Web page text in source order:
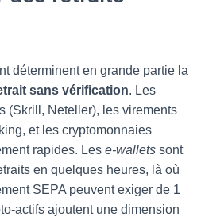
déterminent en grande partie la
sans vérification. Les
(Skrill, Neteller), les virements
et les cryptomonnaies
rapides. Les e-wallets sont
en quelques heures, là où
SEPA peuvent exiger de 1
actifs ajoutent une dimension